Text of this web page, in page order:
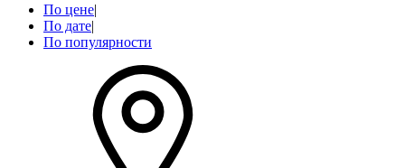
По цене|
По дате|
По популярности